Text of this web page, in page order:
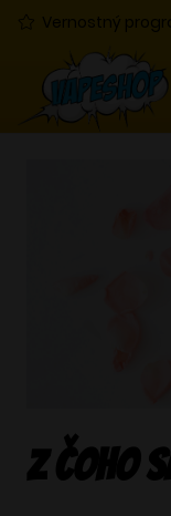
Vernostný
Z čoho